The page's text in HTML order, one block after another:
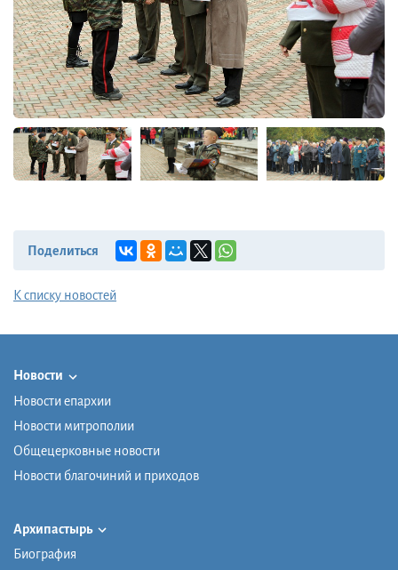
Поделиться
К списку новостей
Новости
Новости епархии
Новости митрополии
Общецерковные новости
Новости благочиний и приходов
Архипастырь
Биография